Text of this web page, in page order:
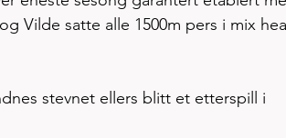
Vilde satte alle 1500m pers i mix
stevnet ellers blitt et etterspill i